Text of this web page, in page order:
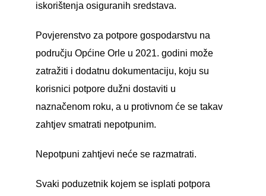
iskorištenja osiguranih sredstava.
Povjerenstvo za potpore gospodarstvu na
području Općine Orle u 2021. godini može
zatražiti i dodatnu dokumentaciju, koju su
korisnici potpore dužni dostaviti u
naznačenom roku, a u protivnom će se takav
zahtjev smatrati nepotpunim.
Nepotpuni zahtjevi neće se razmatrati.
Svaki poduzetnik kojem se isplati potpora